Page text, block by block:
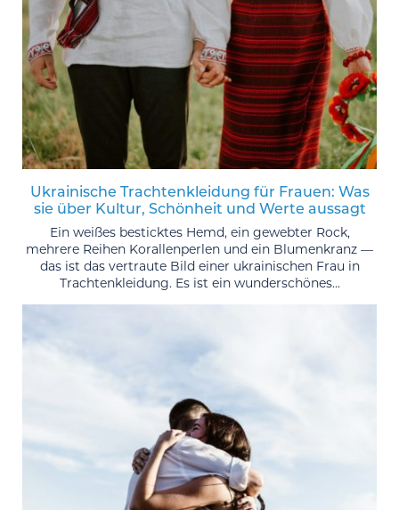
Ukrainische Trachtenkleidung für Frauen: Was
sie über Kultur, Schönheit und Werte aussagt
Ein weißes besticktes Hemd, ein gewebter Rock,
mehrere Reihen Korallenperlen und ein Blumenkranz —
das ist das vertraute Bild einer ukrainischen Frau in
Trachtenkleidung. Es ist ein wunderschönes...